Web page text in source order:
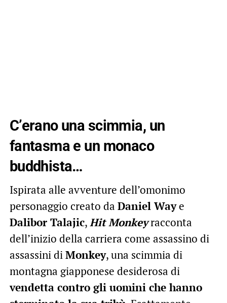
C’erano una scimmia, un
fantasma e un monaco
buddhista…
Ispirata alle avventure dell’omonimo
personaggio creato da Daniel Waye
Dalibor Talajic,Hit Monkeyracconta
dell’inizio della carriera come assassino di
assassini diMonkey, una scimmia di
montagna giapponese desiderosa di
vendetta contro gli uomini che hanno